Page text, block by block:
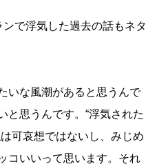
で浮気した過去の話もネタ
いな風潮があると思うんで
と思うんです。“浮気された
可哀想ではないし、みじめ
コいいって思います。それ